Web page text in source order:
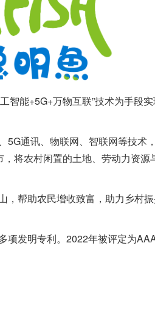
智能+5G+万物互联”技术为手段
通讯、物联网、智联网等技术
将农村闲置的土地、劳动力资
帮助农民增收致富，助力乡村
发明专利。2022年被评定为